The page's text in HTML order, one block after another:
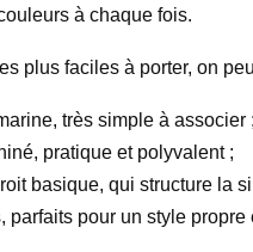
à chaque fois.
plus faciles à porter, on
très simple à associer ;
pratique et polyvalent ;
basique, qui structure la
parfaits pour un style propre